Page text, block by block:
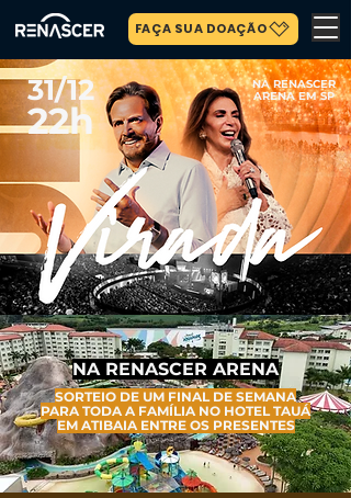
FAÇA SUA DOAÇÃO
31/12
NA RENASCER
ARENA EM SP
22h
NA RENASCER ARENA
SORTEIO DE UM FINAL DE SEMANA
PARA TODA A FAMÍLIA NO HOTEL TAUÁ
EM ATIBAIA ENTRE OS PRESENTES